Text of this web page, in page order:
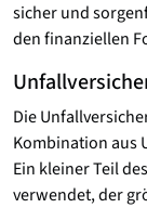
sicher und
den finanziellen
Die
Kombination aus
Ein kleiner Teil
verwendet, der